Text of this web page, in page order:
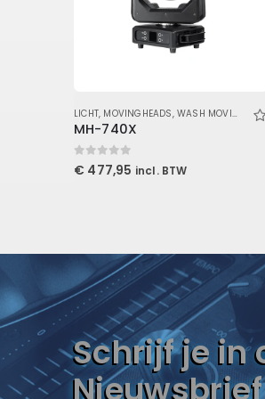
LICHT, MOVINGHEADS,WASH MOVINGHEADS
MH-740X
0out of 5
€ 477,95 incl. BTW
Schrijf je in
Nieuwsbrief